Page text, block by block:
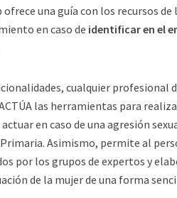
una guía con los recursos
en caso de identificar en el
cualquier profesional
las herramientas para
en caso de una agresión
Asimismo, permite al
por los grupos de expertos y
de la mujer de una forma